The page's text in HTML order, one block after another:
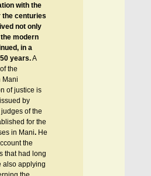
with the
the centuries
not only
modern
in a
years.A
the
Mani
of justice is
by
of the
for the
in Mani.He
the
that had long
applying